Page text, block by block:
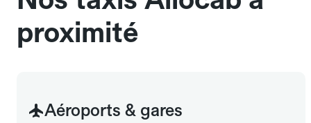
proximité
Aéroports & gares